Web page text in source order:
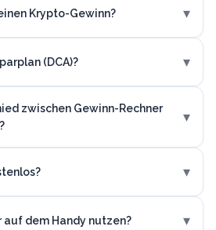
Krypto-Gewinn? ▾
(DCA)? ▾
zwischen Gewinn-Rechner
▾
▾
auf dem Handy nutzen? ▾